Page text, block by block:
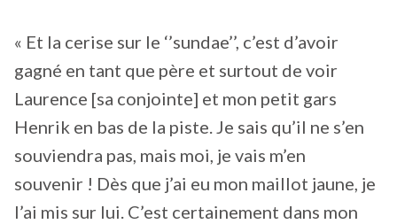
« Et la cerise sur le ‘’sundae’’, c’est d’avoir
gagné en tant que père et surtout de voir
Laurence [sa conjointe] et mon petit gars
Henrik en bas de la piste. Je sais qu’il ne s’en
souviendra pas, mais moi, je vais m’en
souvenir ! Dès que j’ai eu mon maillot jaune, je
l’ai mis sur lui. C’est certainement dans mon